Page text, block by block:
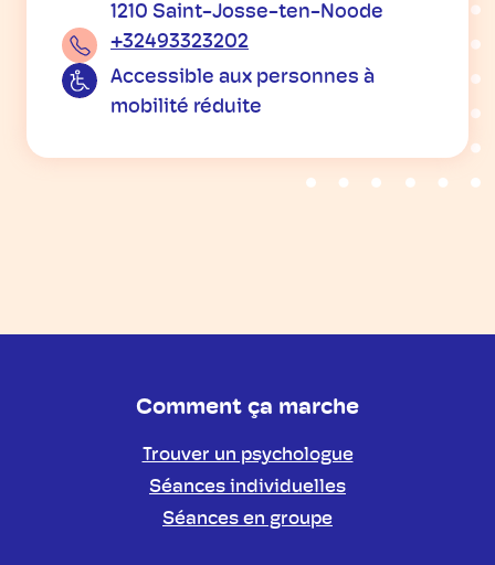
1210 Saint-Josse-ten-Noode
+32493323202
Accessible aux personnes à
mobilité réduite
Comment ça marche
Trouver un psychologue
Séances individuelles
Séances en groupe